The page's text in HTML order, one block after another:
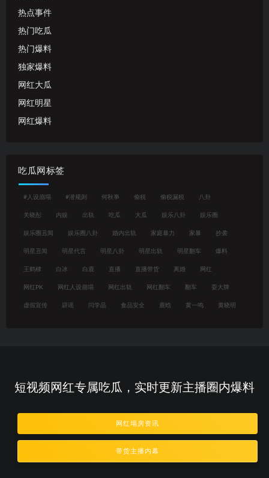
热点事件
热门吃瓜
热门爆料
独家爆料
网红大瓜
网红明星
网红爆料
吃瓜网标签
#人设崩塌 #潜规则 何秋亊 偷税 偷税漏税 八卦
关晓彤 内娱 出轨 吃瓜 大瓜 娱乐八卦 娱乐圈
娱乐圈丑闻 娱乐圈八卦 婚内出轨 家庭暴力 家暴 抄袭
明星丑闻 明星代言 明星八卦 明星出轨 明星翻车 爆料
王鹤棣 白冰 白鹿 直播 直播带货 离婚 网红
网红PK 网红人设崩塌 网红出轨 网红翻车 翻车 耍大牌
虚假宣传 辟谣 闫学晶 食品安全 鹿晗 黄一鸣 黄晓明
短视频网红专属吃瓜，实时更新主播圈内爆料
网红塌房资讯
带货主播内幕